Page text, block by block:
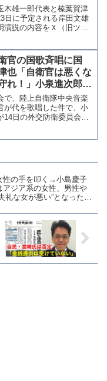
をずらし伏せられた
木雄一郎代表と榛葉賀津
日に予定される岸田文雄
演説の内容をＸ（旧ツイ
表明演説は、衆議院長
徳島高知選挙...
官の国歌斉唱に国
也「自衛官は悪くな
れ！」小泉進次郎大
チャンネル】
で、陸上自衛隊中央音楽
が代を歌唱した件で、小
14日の外交防衛委員会で
性の手を叩く→小島慶子
アジア系の女性、男性や
礼な女が悪い”となっただ